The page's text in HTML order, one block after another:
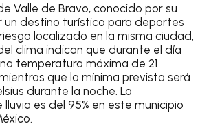
Valle de Bravo, conocido porsu
undestino turístico para deportes
localizado en la misma ciudad,
clima indican que durante eldía
temperaturamáxima de 21
que lamínima prevista será
durante la noche. La
lluvia es del95% en este municipio
.